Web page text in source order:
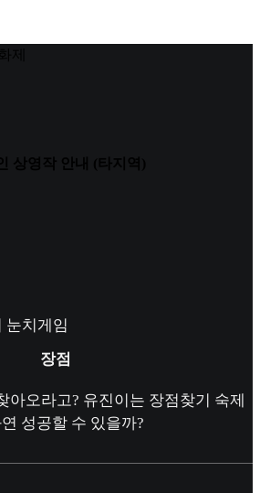
제
상영작 안내 (타지역)
눈치게임
장점
아오라고? 유진이는 장점찾기 숙제
성공할 수 있을까?